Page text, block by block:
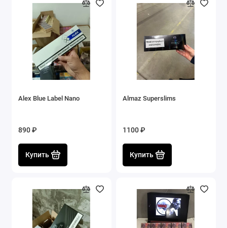
Alex Blue Label Nano
890 ₽
Купить
Almaz Superslims
1100 ₽
Купить